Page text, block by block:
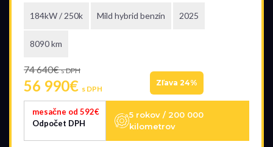
184kW / 250k Mild hybrid benzín 2025
8090 km
74 640€s DPH
56 990€ s DPH
Zľava 24%
mesačne od 592€
Odpočet DPH
5 rokov / 200 000
kilometrov